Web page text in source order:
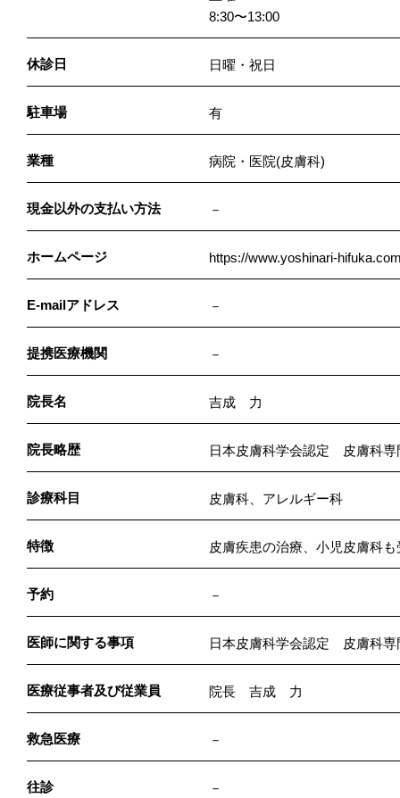
8:30〜13:00
休診日 日曜・祝日
駐車場 有
業種 病院・医院(皮膚科)
現金以外の支払い方法 －
ホームページ https://www.yoshinari-
E-mailアドレス －
提携医療機関 －
院長名 吉成 力
院長略歴 日本皮膚科学会認定 皮膚科専
診療科目 皮膚科、アレルギー科
特徴 皮膚疾患の治療、小児皮膚科も
予約 －
医師に関する事項 日本皮膚科学会認定 皮膚科専
医療従事者及び従業員 院長 吉成 力
救急医療 －
往診 －